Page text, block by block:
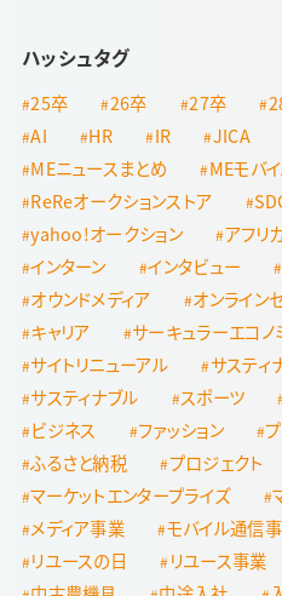
ハッシュタグ
25卒 26卒 27卒
AI
HR IR JICA
MEニュースまとめ
MEモバ
ReReオークションストア
yahoo!オークション
アフリ
インターン
インタビュー
オウンドメディア
オンライン
キャリア
サーキュラーエコノ
サイトリニューアル
サスティ
サスティナブル
スポーツ
ビジネス
ファッション
ふるさと納税
プロジェクト
マーケットエンタープライズ
メディア事業
モバイル通信
リユースの日
リユース事業